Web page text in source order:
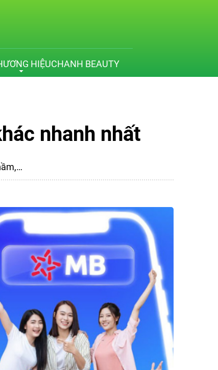
HIỆUCHANH BEAUTY
nhanh nhất